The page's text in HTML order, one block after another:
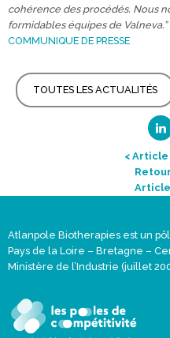
cohérence des procédés. Nous
formidables équipes de Valneva.”
COMMUNIQUE DE PRESSE
TOUTES LES ACTUALITÉS
<
Article
Atlanpole Biotherapies est un
Pays de la Loire – Bretagne –
Ministère de l’Industrie (juillet